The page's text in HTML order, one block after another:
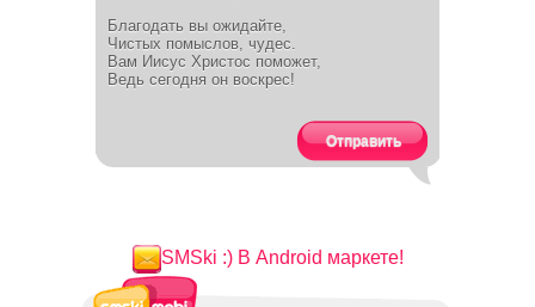
Благодать вы ожидайте,
Чистых помыслов, чудес.
Вам Иисус Христос поможет,
Ведь сегодня он воскрес!
Отправить
SMSki :) В Android маркете!